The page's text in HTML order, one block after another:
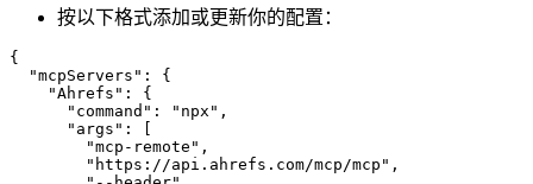
按以下格式添加或更新你的配置：
{
  "mcpServers": {
    "Ahrefs": {
      "command": "npx",
      "args": [
        "mcp-remote",
        "https://api.ahrefs.com/mcp/mcp",